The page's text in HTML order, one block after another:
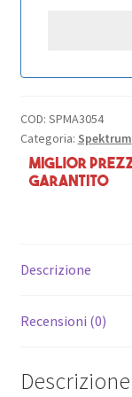
COD: SPMA3054
Categoria: Spektrum
Descrizione
Recensioni (0)
Descrizione